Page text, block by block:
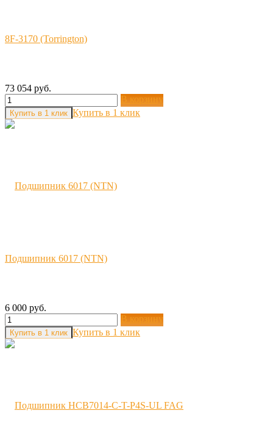
8F-3170 (Torrington)
73 054 руб.
В корзину
Купить в 1 клик
Подшипник 6017 (NTN)
6 000 руб.
В корзину
Купить в 1 клик